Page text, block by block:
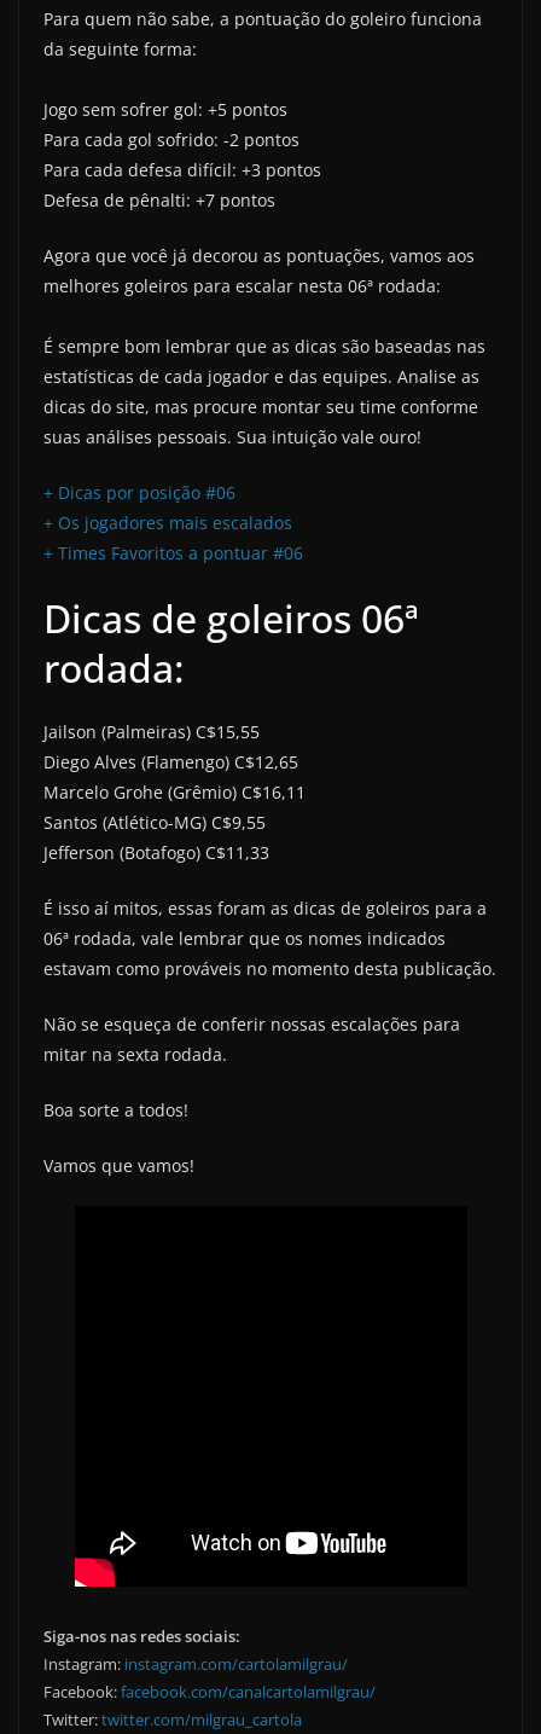
Para quem não sabe, a pontuação do goleiro funciona
da seguinte forma:
Jogo sem sofrer gol: +5 pontos
Para cada gol sofrido: -2 pontos
Para cada defesa difícil: +3 pontos
Defesa de pênalti: +7 pontos
Agora que você já decorou as pontuações, vamos aos
melhores goleiros para escalar nesta 06ª rodada:
É sempre bom lembrar que as dicas são baseadas nas
estatísticas de cada jogador e das equipes. Analise as
dicas do site, mas procure montar seu time conforme
suas análises pessoais. Sua intuição vale ouro!
+ Dicas por posição #06
+ Os jogadores mais escalados
+ Times Favoritos a pontuar #06
Dicas de goleiros 06ª
rodada:
Jailson (Palmeiras) C$15,55
Diego Alves (Flamengo) C$12,65
Marcelo Grohe (Grêmio) C$16,11
Santos (Atlético-MG) C$9,55
Jefferson (Botafogo) C$11,33
É isso aí mitos, essas foram as dicas de goleiros para a
06ª rodada, vale lembrar que os nomes indicados
estavam como prováveis no momento desta publicação.
Não se esqueça de conferir nossas escalações para
mitar na sexta rodada.
Boa sorte a todos!
Vamos que vamos!
Siga-nos nas redes sociais:
Instagram: instagram.com/cartolamilgrau/
Facebook:facebook.com/canalcartolamilgrau/
Twitter:twitter.com/milgrau_cartola